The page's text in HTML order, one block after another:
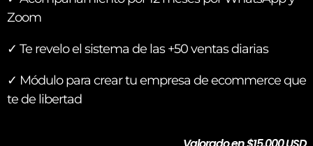
Zoom
✓ Te revelo el sistema de las +50 ventas diarias
✓ Módulo para crear tu empresa de ecommerce que
te de libertad